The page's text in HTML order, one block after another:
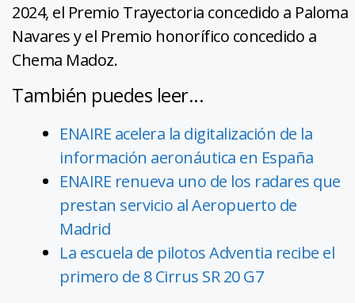
2024, el Premio Trayectoria concedido a Paloma
Navares y el Premio honorífico concedido a
Chema Madoz.
También puedes leer...
ENAIRE acelera la digitalización de la
información aeronáutica en España
ENAIRE renueva uno de los radares que
prestan servicio al Aeropuerto de
Madrid
La escuela de pilotos Adventia recibe el
primero de 8 Cirrus SR 20 G7